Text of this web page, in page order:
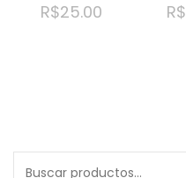
R$25.00 R$